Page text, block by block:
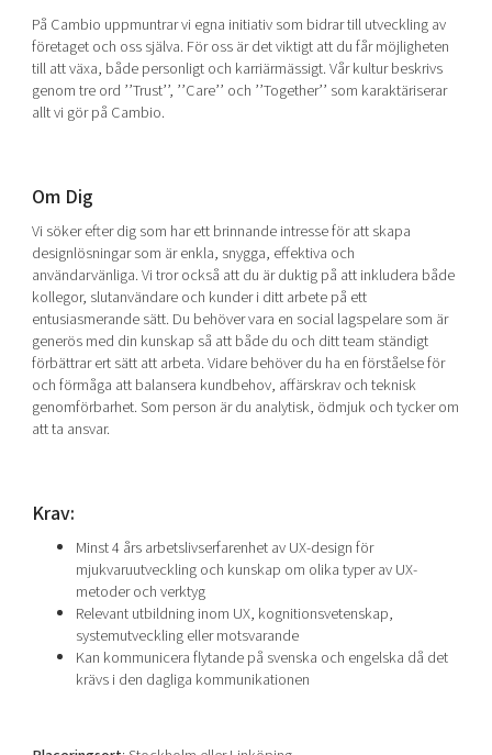
På Cambio uppmuntrar vi egna initiativ som bidrar till utveckling av
företaget och oss själva. För oss är det viktigt att du får möjligheten
till att växa, både personligt och karriärmässigt. Vår kultur beskrivs
genom tre ord ’’Trust’’, ’’Care’’ och ’’Together’’ som karaktäriserar
allt vi gör på Cambio.
Om Dig
Vi söker efter dig som har ett brinnande intresse för att skapa
designlösningar som är enkla, snygga, effektiva och
användarvänliga. Vi tror också att du är duktig på att inkludera både
kollegor, slutanvändare och kunder i ditt arbete på ett
entusiasmerande sätt. Du behöver vara en social lagspelare som är
generös med din kunskap så att både du och ditt team ständigt
förbättrar ert sätt att arbeta. Vidare behöver du ha en förståelse för
och förmåga att balansera kundbehov, affärskrav och teknisk
genomförbarhet. Som person är du analytisk, ödmjuk och tycker om
att ta ansvar.
Krav:
Minst 4 års arbetslivserfarenhet av UX-design för
mjukvaruutveckling och kunskap om olika typer av UX-
metoder och verktyg
Relevant utbildning inom UX, kognitionsvetenskap,
systemutveckling eller motsvarande
Kan kommunicera flytande på svenska och engelska då det
krävs i den dagliga kommunikationen